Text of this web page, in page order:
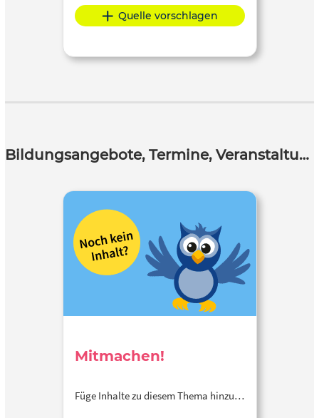
Quelle vorschlagen
Bildungsangebote, Termine, Veranstaltungen
Mitmachen!
Füge Inhalte zu diesem Thema hinzu…